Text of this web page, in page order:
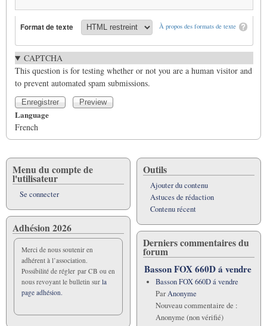
À propos des formats de texte
Format de texte
CAPTCHA
This question is for testing whether or not you are a human visitor and
to prevent automated spam submissions.
Language
French
Menu du compte de
l'utilisateur
Se connecter
Adhésion 2026
Merci de nous soutenir en
adhérent à l’association.
Possibilité de régler par CB ou en
nous revoyant le bulletin sur la
page adhésion.
Outils
Ajouter du contenu
Astuces de rédaction
Contenu récent
Derniers commentaires du
forum
Basson FOX 660D á vendre
Basson FOX 660D á vendre
ParAnonyme
Nouveau commentaire de :
Anonyme (non vérifié)